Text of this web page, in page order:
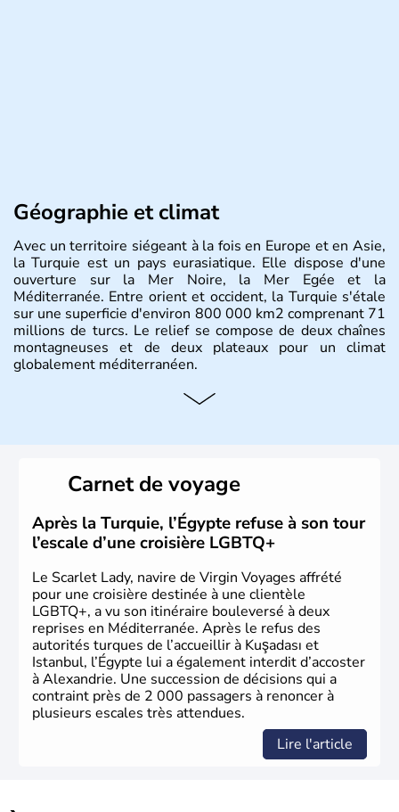
Géographie et climat
Avec un territoire siégeant à la fois en Europe et en Asie,
la Turquie est un pays eurasiatique. Elle dispose d'une
ouverture sur la Mer Noire, la Mer Egée et la
Méditerranée. Entre orient et occident, la Turquie s'étale
sur une superficie d'environ 800 000 km2 comprenant 71
millions de turcs. Le relief se compose de deux chaînes
montagneuses et de deux plateaux pour un climat
globalement méditerranéen.
Histoire et administration
qui constitueront en 1299 les fondations de l'Empire
ottoman. Après avoir rattaché l'Anatolie et la Thrace
orientale au territoire turc, la République est proclamée
le 29 octobre 1923. Ankara remplace alors Istanbul au
titre de capitale du pays.
Carnet de voyage
Après la Turquie, l’Égypte refuse à son tour
l’escale d’une croisière LGBTQ+
Le Scarlet Lady, navire de Virgin Voyages affrété
pour une croisière destinée à une clientèle
LGBTQ+, a vu son itinéraire bouleversé à deux
reprises en Méditerranée. Après le refus des
autorités turques de l’accueillir à Kuşadası et
Istanbul, l’Égypte lui a également interdit d’accoster
à Alexandrie. Une succession de décisions qui a
contraint près de 2 000 passagers à renoncer à
plusieurs escales très attendues.
Lire l'article